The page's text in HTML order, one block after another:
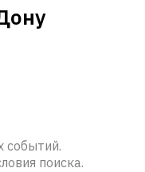
событий.
поиска.